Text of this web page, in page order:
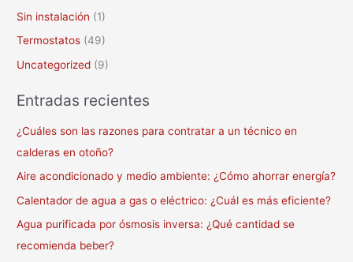
Sin instalación (1)
Termostatos (49)
Uncategorized (9)
Entradas recientes
¿Cuáles son las razones para contratar a un técnico en
calderas en otoño?
Aire acondicionado y medio ambiente: ¿Cómo ahorrar energía?
Calentador de agua a gas o eléctrico: ¿Cuál es más eficiente?
Agua purificada por ósmosis inversa: ¿Qué cantidad se
recomienda beber?